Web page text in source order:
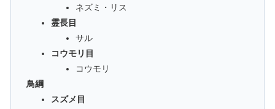
ネズミ・リス
霊長目
サル
コウモリ目
コウモリ
鳥綱
スズメ目